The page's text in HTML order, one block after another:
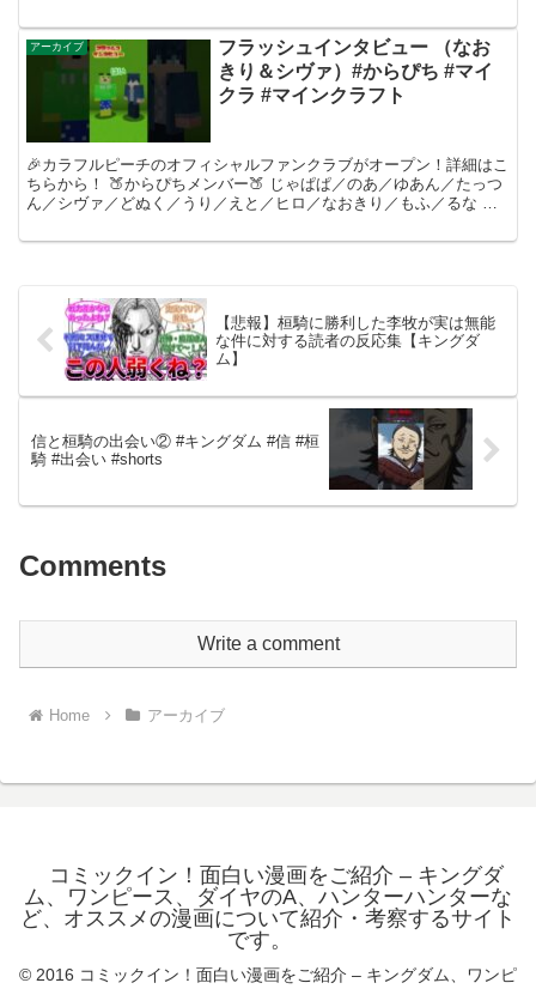
アーカイブ
フラッシュインタビュー （なお
きり＆シヴァ）#からぴち #マイ
クラ #マインクラフト
🎉カラフルピーチのオフィシャルファンクラブがオープン！詳細はこ
ちらから！ 🍑からぴちメンバー🍑 じゃぱぱ／のあ／ゆあん／たっつ
ん／シヴァ／どぬく／うり／えと／ヒロ／なおきり／もふ／るな 個
【悲報】桓騎に勝利した李牧が実は無能
な件に対する読者の反応集【キングダ
ム】
信と桓騎の出会い② #キングダム #信 #桓
騎 #出会い #shorts
Comments
Write a comment
Home アーカイブ
コミックイン！面白い漫画をご紹介 – キングダ
ム、ワンピース、ダイヤのA、ハンターハンターな
ど、オススメの漫画について紹介・考察するサイト
です。
© 2016 コミックイン！面白い漫画をご紹介 – キングダム、ワンピ